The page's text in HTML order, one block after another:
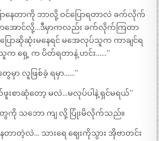
ာနေတာကို ဘာလို့ ဝင်ပြောရတာလဲ ခက်လိုက်
ာလာအောင်လို့…ဒီမှာကလည်း ခက်လိုက်ကြတာ
ောဆိုဆုံးမနေရင် မအေလုပ်သူက ကာချင်ရ
က ရှေ့ က ပိတ်ရတာနဲ့ ဟင်း……”
မှာ လူဖြစ်ခဲ့ ရမှာ……”
စာဆုံတော့ မလဲ…မလုပ်ပါနဲ့ ရှင်မရယ်”
ကို သဘော ကျ လို့ ပြုံးမိလိုက်သည်။
ေတာတဲ့လဲ… သားရေ ဈေးကိုသွား အိုဗာတင်း